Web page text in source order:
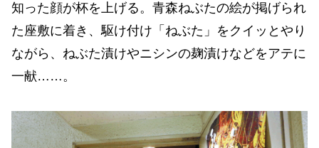
知った顔が杯を上げる。青森ねぶたの絵が掲げられ
た座敷に着き、駆け付け「ねぶた」をクイッとやり
ながら、ねぶた漬けやニシンの麹漬けなどをアテに
一献……。